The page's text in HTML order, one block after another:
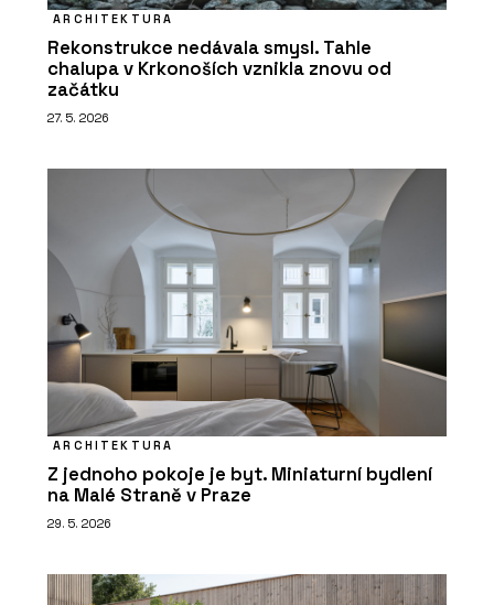
ARCHITEKTURA
Rekonstrukce nedávala smysl. Tahle
chalupa v Krkonoších vznikla znovu od
začátku
27. 5. 2026
ARCHITEKTURA
Z jednoho pokoje je byt. Miniaturní bydlení
na Malé Straně v Praze
29. 5. 2026